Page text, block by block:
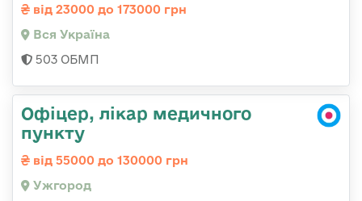
від 23000 до 173000 грн
Вся Україна
503 ОБМП
Офіцер, лікар медичного
пункту
від 55000 до 130000 грн
Ужгород